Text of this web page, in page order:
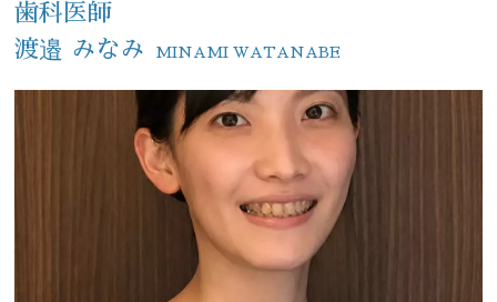
J Prosthodont Res. 2013 Jul;57(3):156-61.
Retrospective investigation of the remaining teeth status
of patients with implant-supported fixed partial dentures
Yamazaki S, Arakawa H, Maekawa K, Hara ES, Noda K,
Minakuchi H, Sonoyama W, Matsuka Y, Kuboki T.
J Prosthodont Res. 2013 Oct;57(4):262-7.
A longitudinal retrospective study of the analysis of the
risk factors of implant failure by the application of
generalized estimating equations.
Noda K, Arakawa H, Kimura-Ono A, Yamazaki S, Hara
ES, Sonoyama W, Maekawa K, Okura K, Shintani A,
Matsuka Y, Kuboki T.
歯科医師
渡邉 みなみ
MINAMI WATANABE